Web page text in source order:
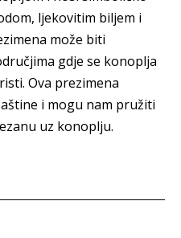
ljekovitim biljem i
može biti
gdje se konoplja
Ova prezimena
i mogu nam pružiti
uz konoplju.